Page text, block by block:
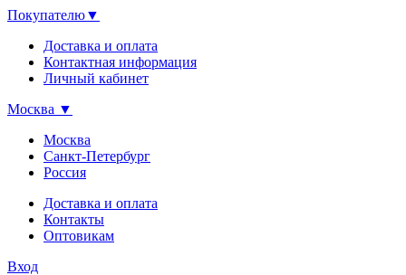
Покупателю▼
Доставка и оплата
Контактная информация
Личный кабинет
Москва ▼
Москва
Санкт-Петербург
Россия
Доставка и оплата
Контакты
Оптовикам
Вход